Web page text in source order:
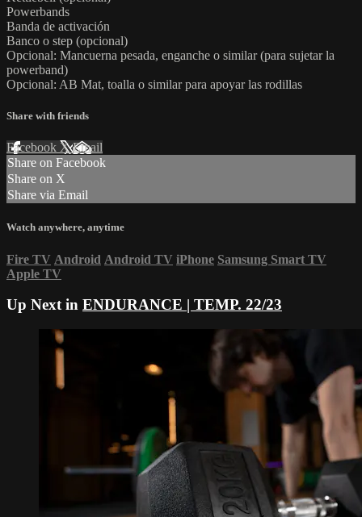
Powerbands
Banda de activación
Banco o step (opcional)
Opcional: Mancuerna pesada, enganche o similar (para sujetar la
powerband)
Opcional: AB Mat, toalla o similar para apoyar las rodillas
Share with friends
Facebook XEmail
Share on Facebook
Share on X
Share via Email
Watch anywhere, anytime
Fire TV Android Android TV iPhone Samsung Smart TV
Apple TV
Up Next in ENDURANCE | TEMP. 22/23